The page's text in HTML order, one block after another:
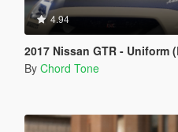
4.94
2017 Nissan GTR - Uniform
By Chord Tone